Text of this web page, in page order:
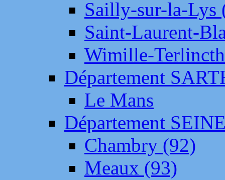
Sailly-sur-la-Lys
Saint-Laurent-
Wimille-
Département
Le Mans
Département
Chambry (92)
Meaux (93)